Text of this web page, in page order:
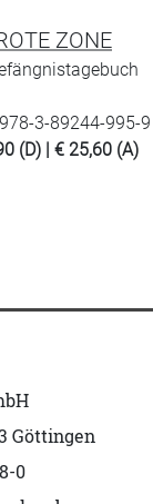
ZONE
3-89244-995-9
(D) | € 25,60 (A)
Göttingen
0